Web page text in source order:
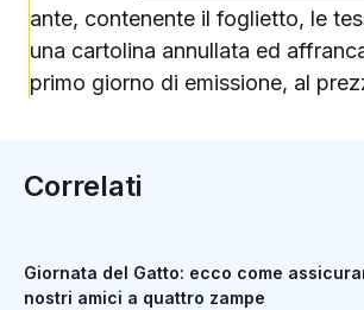
ante, contenente il foglietto, le
una cartolina annullata ed
primo giorno di emissione, al
Correlati
Giornata del Gatto: ecco come
nostri amici a quattro zampe